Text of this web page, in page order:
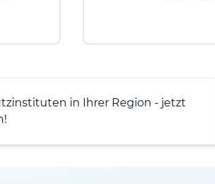
in Ihrer Region - jetzt